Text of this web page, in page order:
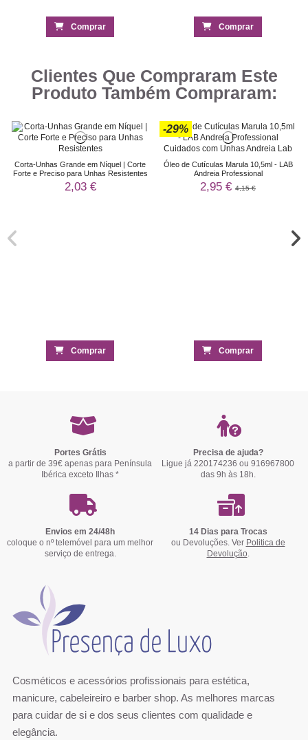
Comprar Comprar
Clientes Que Compraram Este
Produto Também Compraram:
Corta-Unhas Grande em Níquel | Corte
Forte e Preciso para Unhas Resistentes
2,03 €
Comprar
-29%
Óleo de Cutículas Marula 10,5ml - LAB
Andreia Professional
2,95 € 4,15 €
Comprar
Portes Grátis
a partir de 39€ apenas para Península
Ibérica exceto Ilhas *
Precisa de ajuda?
Ligue já 220174236 ou 916967800
das 9h às 18h.
Envios em 24/48h
coloque o nº telemóvel para um melhor
serviço de entrega.
14 Dias para Trocas
ou Devoluções. Ver Politica de
Devolução
Cosméticos e acessórios profissionais para estética,
manicure, cabeleireiro e barber shop. As melhores marcas
para cuidar de si e dos seus clientes com qualidade e
elegância.